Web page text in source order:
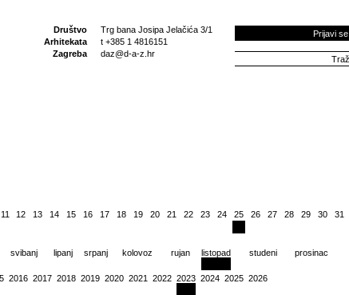
Društvo
Arhitekata
Zagreba
Trg bana Josipa Jelačića 3/1
t +385 1 4816151
daz@d-a-z.hr
Prijavi se
11 12 13 14 15 16 17 18 19 20 21 22 23 24 25 26 27 28 29 30 31
svibanj lipanj srpanj kolovoz rujan listopad studeni prosinac
2016 2017 2018 2019 2020 2021 2022 2023 2024 2025 2026